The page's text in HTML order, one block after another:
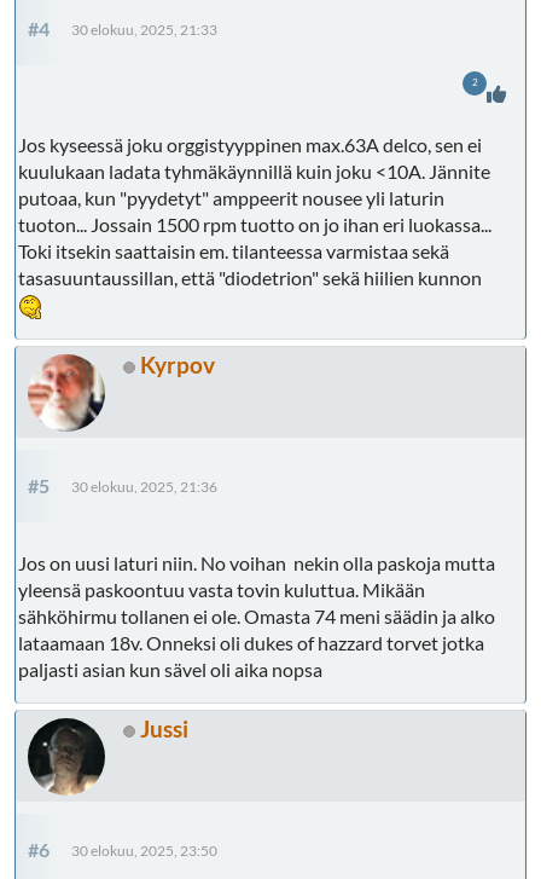
#4 30 elokuu, 2025, 21:33
Jos kyseessä joku orggistyyppinen max.63A delco, sen ei
kuulukaan ladata tyhmäkäynnillä kuin joku <10A. Jännite
putoaa, kun "pyydetyt" amppeerit nousee yli laturin
tuoton... Jossain 1500 rpm tuotto on jo ihan eri luokassa...
Toki itsekin saattaisin em. tilanteessa varmistaa sekä
tasasuuntaussillan, että "diodetrion" sekä hiilien kunnon
2
Kyrpov
#5 30 elokuu, 2025, 21:36
Jos on uusi laturi niin. No voihan nekin olla paskoja mutta
yleensä paskoontuu vasta tovin kuluttua. Mikään
sähköhirmu tollanen ei ole. Omasta 74 meni säädin ja alko
lataamaan 18v. Onneksi oli dukes of hazzard torvet jotka
paljasti asian kun sävel oli aika nopsa
Jussi
#6 30 elokuu, 2025, 23:50